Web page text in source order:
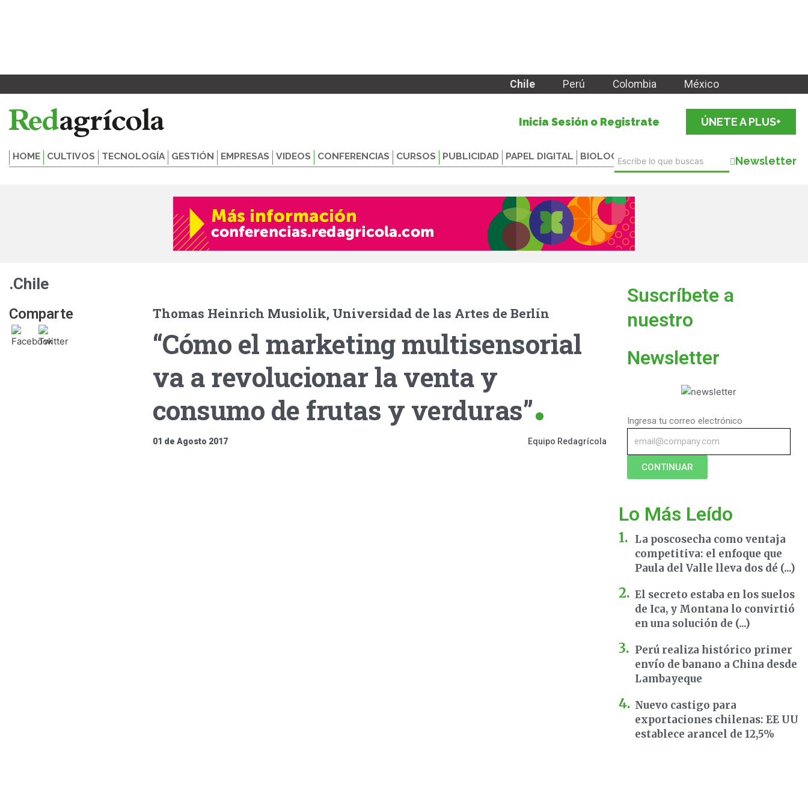
Chile Perú Colombia México
Inicia Sesión o Registrate ÚNETE A PLUS+
HOME CULTIVOS TECNOLOGÍA GESTIÓN EMPRESAS VIDEOS CONFERENCIAS CURSOS PUBLICIDAD PAPEL DIGITAL BIOLOGICALS Newsletter
.Chile
Comparte Thomas Heinrich Musiolik, Universidad de las Artes de Berlín
“Cómo el marketing multisensorial
va a revolucionar la venta y
consumo de frutas y verduras”
01 de Agosto 2017 Equipo Redagrícola
Suscríbete a
nuestro
Newsletter
Ingresa tu correo electrónico
CONTINUAR
Lo Más Leído
La poscosecha como ventaja
competitiva: el enfoque que
Paula del Valle lleva dos dé (...)
El secreto estaba en los suelos
de Ica, y Montana lo convirtió
en una solución de (...)
Perú realiza histórico primer
envío de banano a China desde
Lambayeque
Nuevo castigo para
exportaciones chilenas: EE UU
establece arancel de 12,5%